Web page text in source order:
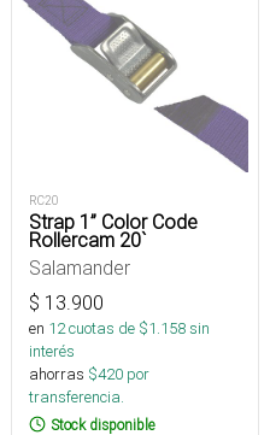
RC20
Strap 1” Color Code
Rollercam 20`
Salamander
$ 13.900
en 12cuotas de $1.158sin
interés
ahorras $420 por
transferencia.
Stock disponible